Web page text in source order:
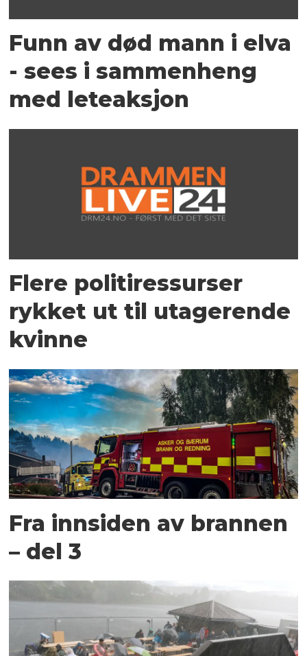
Funn av død mann i elva
- sees i sammenheng
med leteaksjon
Flere politiressurser
rykket ut til utagerende
kvinne
Fra innsiden av brannen
– del 3